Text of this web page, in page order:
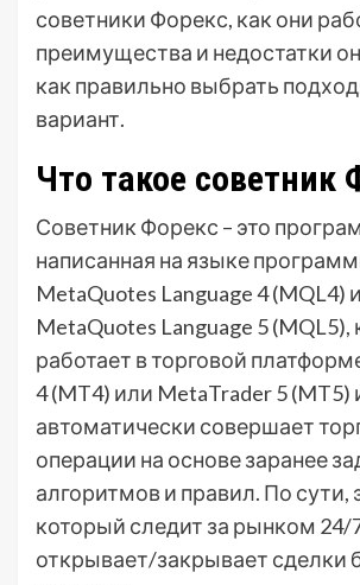
советники Форекс, как они
преимущества и недостатки
как правильно выбрать
вариант.
Что такое советник
Советник Форекс – это
написанная на языке
MetaQuotes Language 4 (MQL4)
MetaQuotes Language 5 (MQL5),
работает в торговой
4 (MT4) или MetaTrader 5 (MT5)
автоматически совершает
операции на основе заранее
алгоритмов и правил. По сути,
который следит за рынком 24/
открывает/закрывает сделки